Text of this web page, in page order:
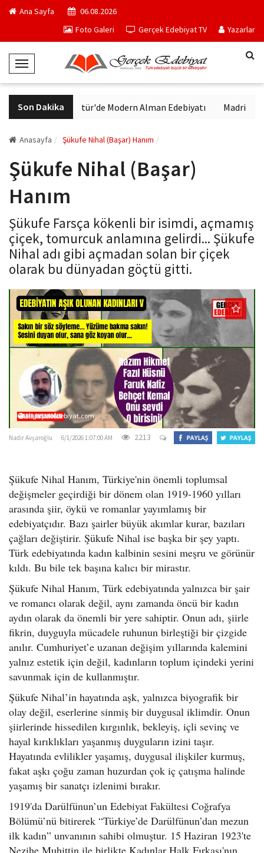
Ana Sayfa
06.08.2026
Foto Galeri
Gerçek Edebiyat TV Yazarlar
T
o
g
g
e
a
a
t
i
o
n
Son Dakika
VakıfBank Kültür'de Modern Alman Edebiyatı Madrid
Anasayfa Şükufe Nihal (Başar) Hanım
Şükufe Nihal (Başar)
Hanım
Şükufe Farsça kökenli bir isimdi, açmamış
çiçek, tomurcuk anlamına gelirdi... Şükufe
Nihal adı gibi açmadan solan bir çiçek
olarak bu dünyadan göçtü gitti.
gercekedebiyat.com
Nadir Avşaroğlu 6/1/2026 1:07:00 AM 2213
Şükufe Nihal Hanım, Türkiye'nin önemli toplumsal
değişmeler geçirdiği bir dönem olan 1919-1960 yılları
arasında şiir, öykü ve romanlar yayımlamış bir
edebiyatçıdır. Bazı şairler büyük akımlar kurar, bazıları
çağları değiştirir. Şükufe Nihal ise başka bir şey yaptı.
Türk edebiyatında kadın kalbinin sesini meşru ve görünür
kıldı. Bu bile tek başına kalıcı bir mirastır.
Şükufe Nihal Hanım, Türk edebiyatında yalnızca bir şair
ve romancı olarak değil, aynı zamanda öncü bir kadın
aydın olarak da önemli bir yere sahiptir. Onun adı, şiirle
fikrin, duyguyla mücadele ruhunun birleştiği bir çizgide
anılır. Cumhuriyet’e uzanan değişim yıllarında kalemini
yalnız estetik için değil, kadınların toplum içindeki yerini
savunmak için de kullanmıştır.
Şükufe Nihal’in hayatında aşk, yalnızca biyografik bir
olay değil, eserlerine sinmiş bir duygusal iklimdir. Onun
şiirlerinde hissedilen kırgınlık, bekleyiş, içli sevinç ve
hayal kırıklıkları yaşanmış duyguların izini taşır.
Hayatında evlilikler yaşamış, duygusal ilişkiler kurmuş,
fakat aşkı çoğu zaman huzurdan çok iç çatışma halinde
yaşamış bir sanatçı izlenimi bırakır.
1919'da Darülfünun’un Edebiyat Fakültesi Coğrafya
Bölümü’nü bitirerek “Türkiye’de Darülfünun’dan mezun
ilk kadın” unvanının sahibi olmuştur. 15 Haziran 1923'te
Nezihe Muhittin ile birlikte Kadınlar Halk Fırkası'nın